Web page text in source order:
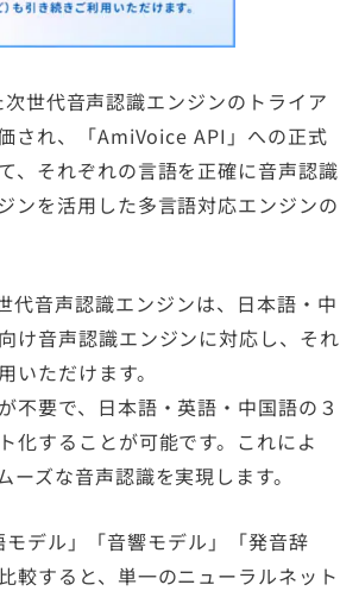
世代音声認識エンジンのトライア
され、「AmiVoice API」への正式
、それぞれの言語を正確に音声認識
ンを活用した多言語対応エンジンの
音声認識エンジンは、日本語・中
け音声認識エンジンに対応し、それ
ただけます。
不要で、日本語・英語・中国語の３
化することが可能です。これによ
ズな音声認識を実現します。
デル」「音響モデル」「発音辞
較すると、単一のニューラルネット